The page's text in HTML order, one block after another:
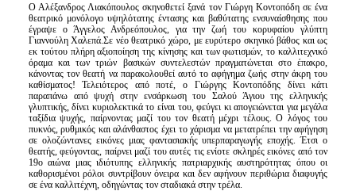
Ο Αλέξανδρος Λιακόπουλος σκηνοθετεί ξανά τον Γιώργη Κοντοπόδη σε ένα
θεατρικό μονόλογο υψηλότατης έντασης και βαθύτατης ενσυναίσθησης που
έγραψε ο Άγγελος Ανδρεόπουλος, για την ζωή του κορυφαίου γλύπτη
Γιαννούλη Χαλεπά.Σε νέο θεατρικό χώρο, με ευρύτερο σκηνικό βάθος και ως
εκ τούτου πλήρη αξιοποίηση της κίνησης και των φωτισμών, το καλλιτεχνικό
όραμα και των τριών βασικών συντελεστών πραγματώνεται στο έπακρο,
κάνοντας τον θεατή να παρακολουθεί αυτό το αφήγημα ζωής στην άκρη του
καθίσματος! Τελειότερος από ποτέ, ο Γιώργης Κοντοπόδης δίνει κάτι
παραπάνω από ψυχή στην ενσάρκωση του Σαλού Άγιου της ελληνικής
γλυπτικής, δίνει κυριολεκτικά το είναι του, φεύγει κι απογειώνεται για μεγάλα
ταξίδια ψυχής, παίρνοντας μαζί του τον θεατή μέχρι τέλους. Ο λόγος του
πυκνός, ρυθμικός και αλάνθαστος έχει το χάρισμα να μετατρέπει την αφήγηση
σε ολοζώντανες εικόνες μιας φαντασιακής υπερπαραγωγής εποχής. Έτσι ο
θεατής, φεύγοντας, παίρνει μαζί του αυτές τις ενίοτε σκληρές εικόνες από τον
19ο αιώνα μιας ιδιότυπης ελληνικής πατριαρχικής αυστηρότητας όπου οι
καθορισμένοι ρόλοι συντρίβουν όνειρα και δεν αφήνουν περιθώρια διαφυγής
σε ένα καλλιτέχνη, οδηγώντας τον σταδιακά στην τρέλα.